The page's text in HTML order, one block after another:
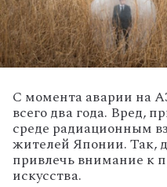
С момента аварии на
всего два года. Вред,
среде радиационным
жителей Японии. Так,
привлечь внимание к
искусства.